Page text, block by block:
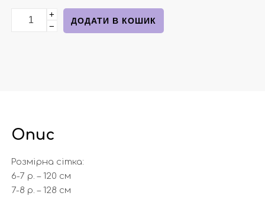
Легка куртка весна-осінь однотонна чорна блискуча
+
−
ДОДАТИ В КОШИК
Опис
Розмірна сітка:
6-7 р. – 120 см
7-8 р. – 128 см